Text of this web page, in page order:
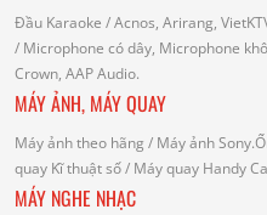
Đầu Karaoke / Acnos, Arirang,
/ Microphone có dây, Microphone
Crown, AAP Audio.
MÁY ẢNH, MÁY QUAY
Máy ảnh theo hãng / Máy ảnh
quay Kĩ thuật số/ Máy quay Handy
MÁY NGHE NHẠC